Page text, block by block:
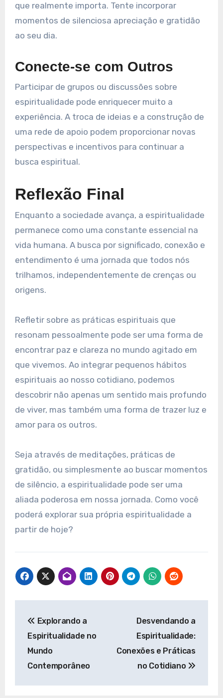
que realmente importa. Tente incorporar
momentos de silenciosa apreciação e gratidão
ao seu dia.
Conecte-se com Outros
Participar de grupos ou discussões sobre
espiritualidade pode enriquecer muito a
experiência. A troca de ideias e a construção de
uma rede de apoio podem proporcionar novas
perspectivas e incentivos para continuar a
busca espiritual.
Reflexão Final
Enquanto a sociedade avança, a espiritualidade
permanece como uma constante essencial na
vida humana. A busca por significado, conexão e
entendimento é uma jornada que todos nós
trilhamos, independentemente de crenças ou
origens.
Refletir sobre as práticas espirituais que
resonam pessoalmente pode ser uma forma de
encontrar paz e clareza no mundo agitado em
que vivemos. Ao integrar pequenos hábitos
espirituais ao nosso cotidiano, podemos
descobrir não apenas um sentido mais profundo
de viver, mas também uma forma de trazer luz e
amor para os outros.
Seja através de meditações, práticas de
gratidão, ou simplesmente ao buscar momentos
de silêncio, a espiritualidade pode ser uma
aliada poderosa em nossa jornada. Como você
poderá explorar sua própria espiritualidade a
partir de hoje?
de
Post
Explorando a
Espiritualidade no
Mundo
Contemporâneo
Desvendando a
Espiritualidade:
Conexões e Práticas
no Cotidiano